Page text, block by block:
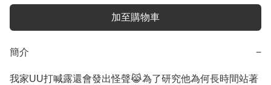
加至購物車
簡介 −
我家UU打喊露還會發出怪聲😹為了研究他為何長時間站著